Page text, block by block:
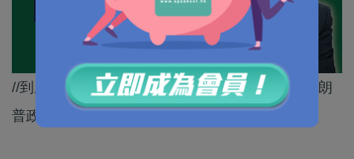
//到底係唔夠彈藥，定係唔想賣畀台灣，就只有特朗
普政府先知～//